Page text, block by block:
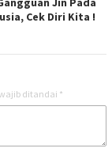
Cek Diri Kita !
ditandai *